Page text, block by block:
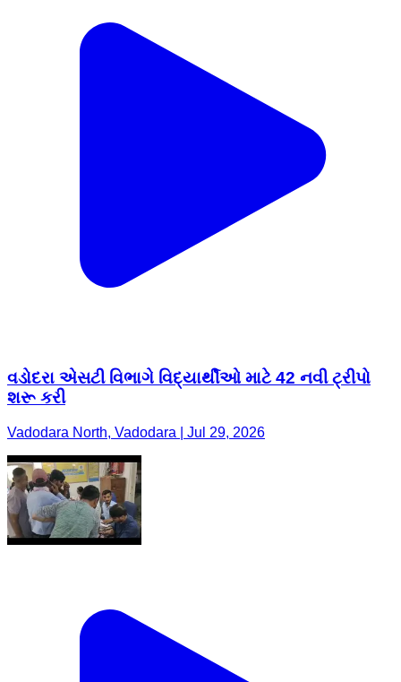
વડોદરા એસટી વિભાગે વિદ્યાર્થીઓ માટે 42 નવી ટ્રીપો
શરૂ કરી
Vadodara North, Vadodara | Jul 29, 2026